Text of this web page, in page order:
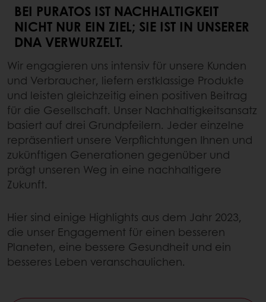
BEI PURATOS IST NACHHALTIGKEIT
NICHT NUR EIN ZIEL; SIE IST IN UNSERER
DNA VERWURZELT.
Wir engagieren uns intensiv für unsere Kunden
und Verbraucher, liefern erstklassige Produkte
und leisten gleichzeitig einen positiven Beitrag
für die Gesellschaft. Unser Nachhaltigkeitsansatz
basiert auf drei Grundpfeilern. Jeder einzelne
repräsentiert unsere Verpflichtungen Ihnen und
zukünftigen Generationen gegenüber und
prägt unseren Weg in eine nachhaltigere
Zukunft.
Hier sind einige Highlights aus dem Jahr 2023,
die unser Engagement für einen besseren
Planeten, eine bessere Gesundheit und ein
besseres Leben veranschaulichen.